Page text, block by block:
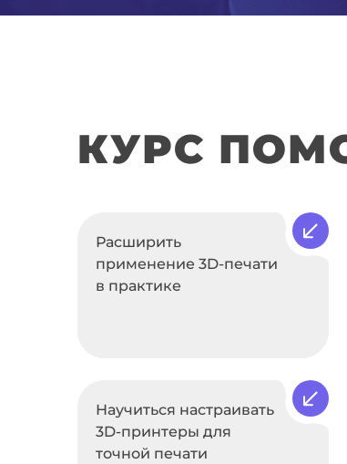
КУРС
Расширить
применение 3D-печати
в практике
Научиться настраивать
3D-принтеры для
точной печати